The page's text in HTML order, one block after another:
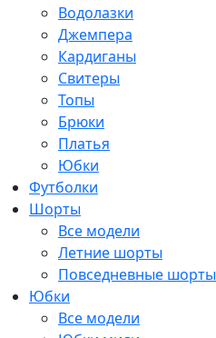
Водолазки
Джемпера
Кардиганы
Свитеры
Топы
Брюки
Платья
Юбки
Футболки
Шорты
Все модели
Летние шорты
Повседневные шорты
Юбки
Все модели